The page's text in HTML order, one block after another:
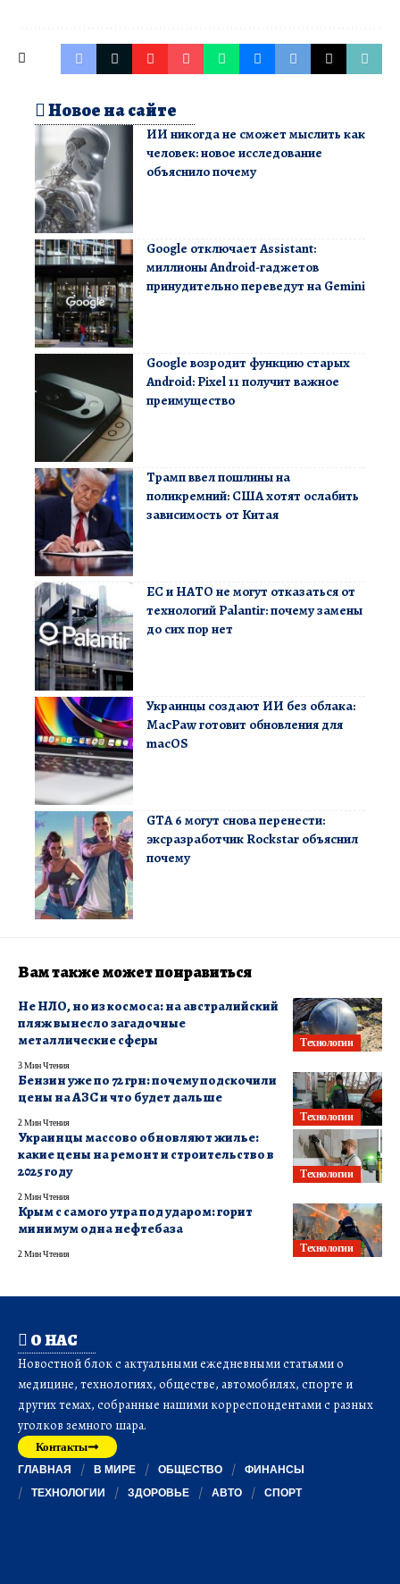
Новое на сайте
ИИ никогда не сможет мыслить как
человек: новое исследование
объяснило почему
Google отключает Assistant:
миллионы Android-гаджетов
принудительно переведут на Gemini
Google возродит функцию старых
Android: Pixel 11 получит важное
преимущество
Трамп ввел пошлины на
поликремний: США хотят ослабить
зависимость от Китая
ЕС и НАТО не могут отказаться от
технологий Palantir: почему замены
до сих пор нет
Украинцы создают ИИ без облака:
MacPaw готовит обновления для
macOS
GTA 6 могут снова перенести:
эксразработчик Rockstar объяснил
почему
Вам также может понравиться
Технологии
Не НЛО, но из космоса: на австралийский
пляж вынесло загадочные
металлические сферы
3 Мин Чтения
Технологии
Бензин уже по 72 грн: почему подскочили
цены на АЗС и что будет дальше
2 Мин Чтения
Технологии
Украинцы массово обновляют жилье:
какие цены на ремонт и строительство в
2025 году
2 Мин Чтения
Технологии
Крым с самого утра под ударом: горит
минимум одна нефтебаза
2 Мин Чтения
О НАС
Новостной блок с актуальными ежедневными статьями о
медицине, технологиях, обществе, автомобилях, спорте и
других темах, собранные нашими корреспондентами с разных
уголков земного шара.
Контакты
ГЛАВНАЯ В МИРЕ ОБЩЕСТВО
ФИНАНСЫ
ТЕХНОЛОГИИ
ЗДОРОВЬЕ АВТО СПОРТ